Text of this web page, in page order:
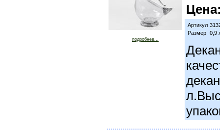
подробнее...
Артикул
Размер 0,9